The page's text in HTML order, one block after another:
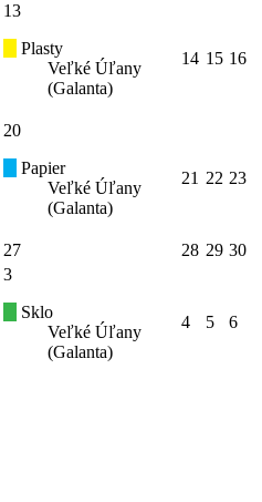
13
Plasty
Veľké Úľany
(Galanta)
14 15 16
20
Papier
Veľké Úľany
(Galanta)
21 22 23
27 28 29 30
3
Sklo
Veľké Úľany
(Galanta)
4 5 6